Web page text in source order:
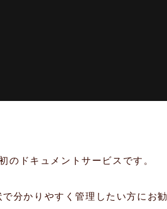
ドキュメントサービスです。
分かりやすく管理したい方にお勧